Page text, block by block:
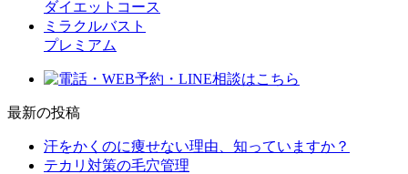
ダイエットコース
ミラクルバスト
プレミアム
最新の投稿
汗をかくのに痩せない理由、知っていますか？
テカリ対策の毛穴管理